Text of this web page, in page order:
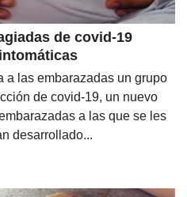
de covid-19
a las embarazadas un grupo
de covid-19, un nuevo
a las que se les
desarrollado...